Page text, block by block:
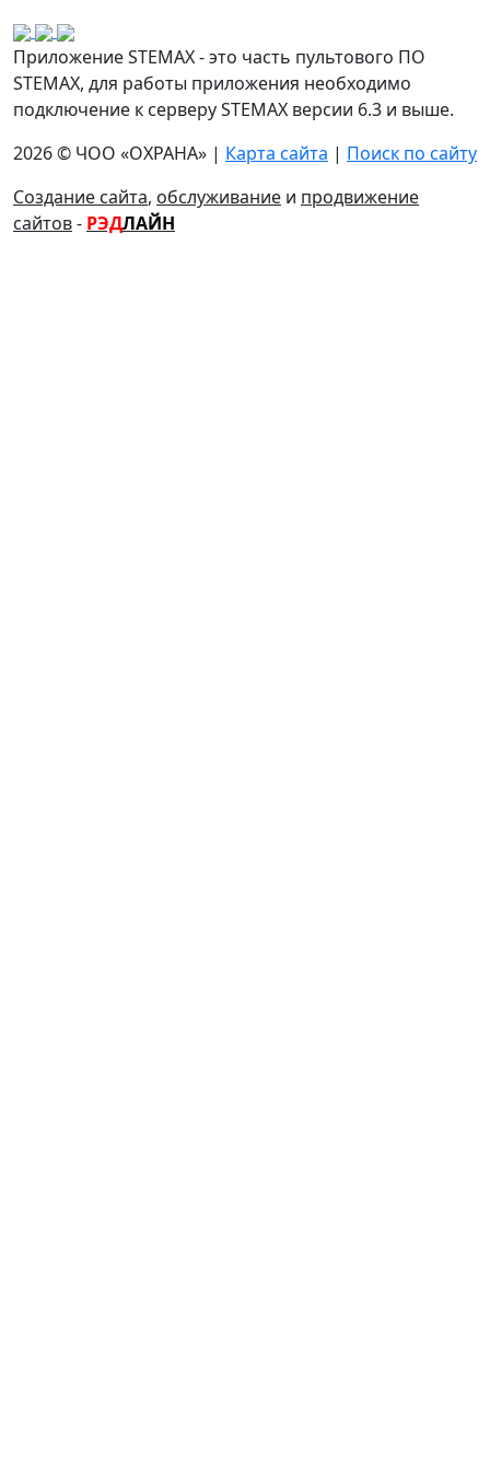
Приложение STEMAX - это часть пультового ПО
STEMAX, для работы приложения необходимо
подключение к серверу STEMAX версии 6.3 и выше.
2026 © ЧОО «ОХРАНА» | Карта сайта | Поиск по сайту
Создание сайта, обслуживание и продвижение
сайтов- РЭДЛАЙН